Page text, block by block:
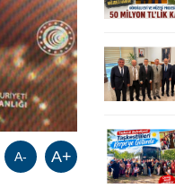
A+
A-